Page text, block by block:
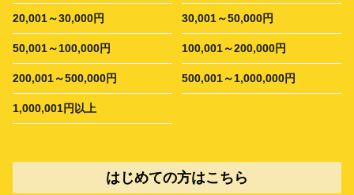
20,001～30,000円 30,001～50,000円
50,001～100,000円 100,001～200,000円
200,001～500,000円 500,001～1,000,000円
1,000,001円以上
はじめての方はこちら